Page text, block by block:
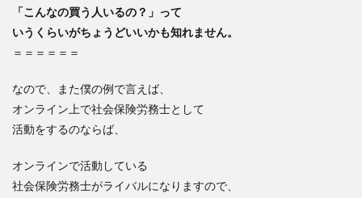
「こんなの買う人いるの？」って
いうくらいがちょうどいいかも知れません。
＝＝＝＝＝＝
なので、また僕の例で言えば、
オンライン上で社会保険労務士として
活動をするのならば、
オンラインで活動している
社会保険労務士がライバルになりますので、